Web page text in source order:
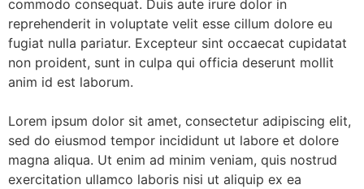
commodo consequat. Duis aute irure dolor in
reprehenderit in voluptate velit esse cillum dolore eu
fugiat nulla pariatur. Excepteur sint occaecat cupidatat
non proident, sunt in culpa qui officia deserunt mollit
anim id est laborum.
Lorem ipsum dolor sit amet, consectetur adipiscing elit,
sed do eiusmod tempor incididunt ut labore et dolore
magna aliqua. Ut enim ad minim veniam, quis nostrud
exercitation ullamco laboris nisi ut aliquip ex ea